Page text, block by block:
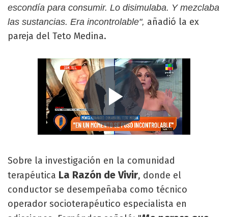
escondía para consumir. Lo disimulaba. Y mezclaba
las sustancias. Era incontrolable", añadió la ex
pareja del Teto Medina.
Sobre la investigación en la comunidad
terapéutica La Razón de Vivir, donde el
conductor se desempeñaba como técnico
operador socioterapéutico especialista en